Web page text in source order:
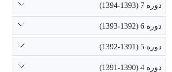
دوره 7 (1393-1394)
دوره 6 (1392-1393)
دوره 5 (1391-1392)
دوره 4 (1390-1391)